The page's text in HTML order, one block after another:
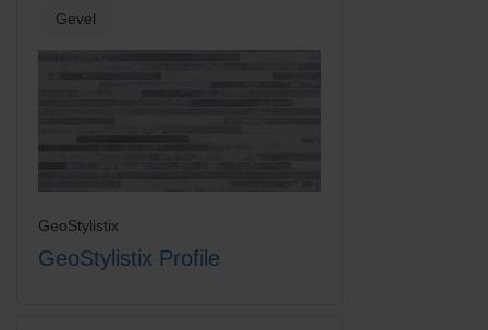
Gevel
GeoStylistix
GeoStylistix Profile